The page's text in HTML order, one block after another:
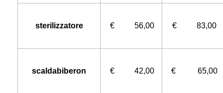
sterilizzatore € 56,00 € 83,00
scaldabiberon € 42,00 € 65,00